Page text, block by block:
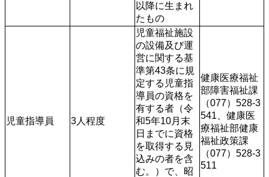
以降に生まれ
たもの
児童指導員 3人程度
児童福祉施設
の設備及び運
営に関する基
準第43条に規
定する児童指
導員の資格を
有する者（令
和5年10月末
日までに資格
を取得する見
込みの者を含
む。）で、昭
健康医療福祉
部障害福祉課
（077）528-3
541、健康医
療福祉部健康
福祉政策課
（077）528-3
511